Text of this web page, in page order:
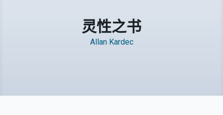
灵性之书
Allan Kardec